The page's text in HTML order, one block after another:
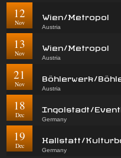
12
Nov
Wien/Metropol
Austria
13
Nov
Wien/Metropol
Austria
21
Nov
Böhlerwerk/
Austria
18
Dec
Ingolstadt/
Germany
19
Dec
Hallstatt/
Germany